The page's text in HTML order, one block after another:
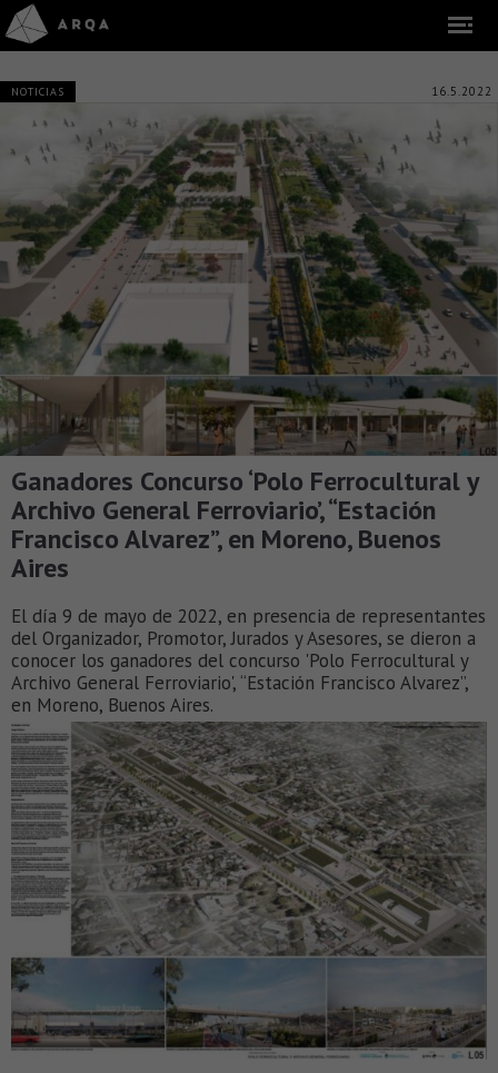
NOTICIAS 16.5.2022
Ganadores Concurso ‘Polo Ferrocultural y
Archivo General Ferroviario’, “Estación
Francisco Alvarez”, en Moreno, Buenos
Aires
El día 9 de mayo de 2022, en presencia de representantes
del Organizador, Promotor, Jurados y Asesores, se dieron a
conocer los ganadores del concurso 'Polo Ferrocultural y
Archivo General Ferroviario', “Estación Francisco Alvarez”,
en Moreno, Buenos Aires.